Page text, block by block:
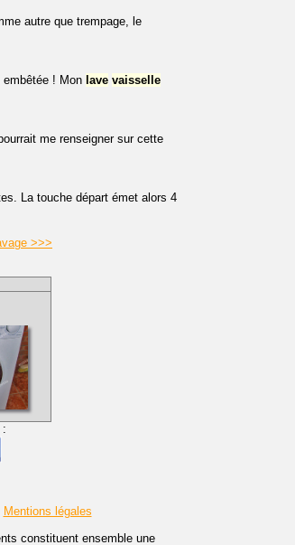
autre que trempage, le
! Mon lave vaisselle
me renseigner sur cette
La touche départ émet alors 4
>>>
:
Mentions légales
constituent ensemble une